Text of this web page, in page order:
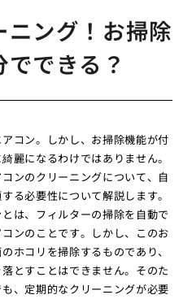
ニング！お掃除
できる？
コン。しかし、お掃除機能が付
麗になるわけではありません。
ンのクリーニングについて、自
る必要性について解説します。
は、フィルターの掃除を自動で
ンのことです。しかし、このお
ホコリを掃除するものであり、
とすことはできません。そのた
、定期的なクリーニングが必要